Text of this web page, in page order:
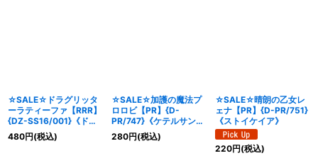
☆SALE☆ドラグリッタ
ーラティーファ【RRR】
{DZ-SS16/001}《ドラ
ゴンエンパイア》
480円(税込)
☆SALE☆加護の魔法プ
ロロビ【PR】{D-
PR/747}《ケテルサンク
チュアリ》
280円(税込)
☆SALE☆晴朗の乙女レ
ェナ【PR】{D-PR/751}
《ストイケイア》
220円(税込)